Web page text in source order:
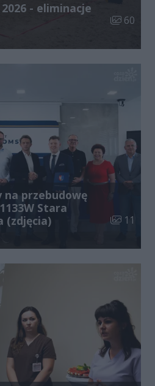
- eliminacje
Liczba
60
na przebudowę
Stara
(zdjęcia)
Liczba
11